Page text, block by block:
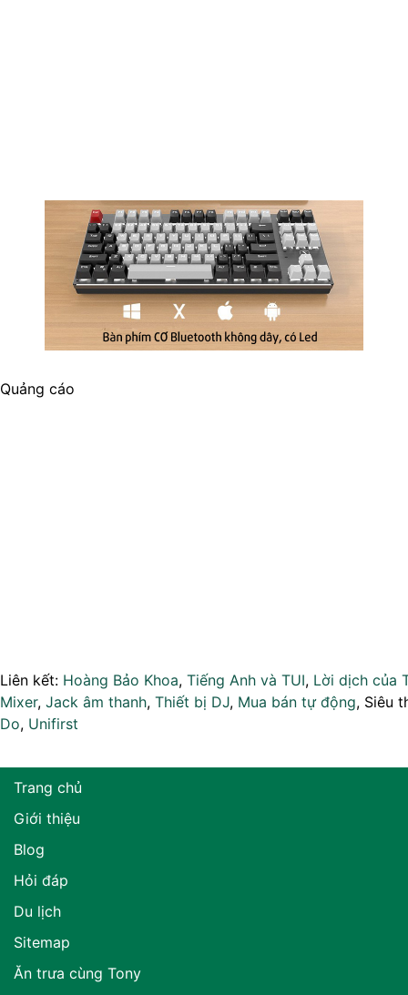
Quảng cáo
Liên kết: Hoàng Bảo Khoa, Tiếng Anh và TUI, Lời dịch của
Mixer, Jack âm thanh, Thiết bị DJ, Mua bán tự động, Siêu
Do, Unifirst
Trang chủ
Giới thiệu
Blog
Hỏi đáp
Du lịch
Sitemap
Ăn trưa cùng Tony